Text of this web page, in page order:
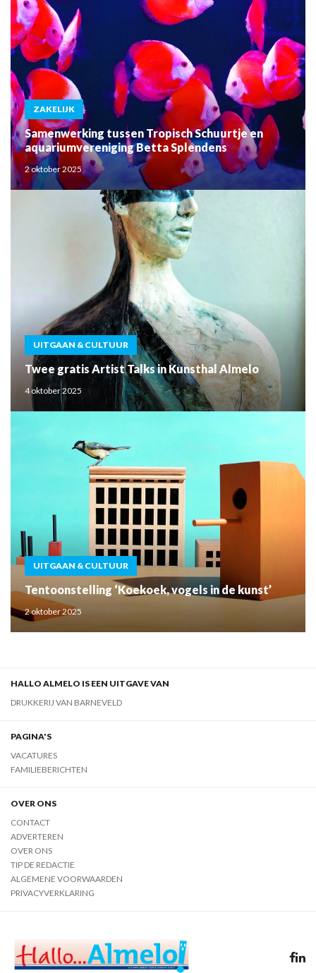
ZAKELIJK
Samenwerking tussen Tropisch Schuurtje en
aquariumvereniging Betta Splendens
2 oktober 2025
UITGAAN & CULTUUR
Twee gratis Artist Talks in Kunsthal Almelo
4 oktober 2025
UITGAAN & CULTUUR
Tentoonstelling ‘Koekoek, vogels in de kunst’
2 oktober 2025
HALLO ALMELO IS EEN UITGAVE VAN
DRUKKERIJ VAN BARNEVELD
PAGINA'S
VACATURES
FAMILIEBERICHTEN
OVER ONS
CONTACT
ADVERTEREN
OVER ONS
TIP DE REDACTIE
ALGEMENE VOORWAARDEN
PRIVACYVERKLARING